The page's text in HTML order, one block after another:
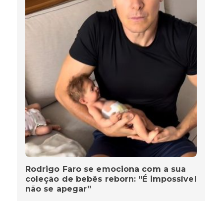
Rodrigo Faro se emociona com a sua
coleção de bebês reborn: “É impossível
não se apegar”